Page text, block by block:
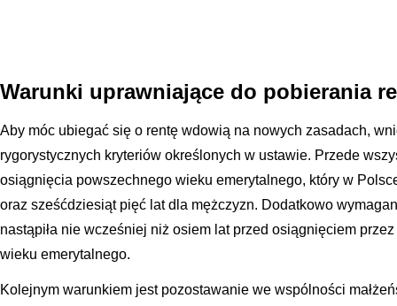
Warunki uprawniające do pobierania
Aby móc ubiegać się o rentę wdowią na nowych zasadach,
rygorystycznych kryteriów określonych w ustawie. Przede
osiągnięcia powszechnego wieku emerytalnego, który w
oraz sześćdziesiąt pięć lat dla mężczyzn. Dodatkowo
nastąpiła nie wcześniej niż osiem lat przed osiągnięciem
wieku emerytalnego.
Kolejnym warunkiem jest pozostawanie we wspólności